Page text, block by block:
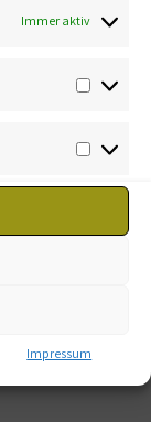
Immer aktiv
Impressum